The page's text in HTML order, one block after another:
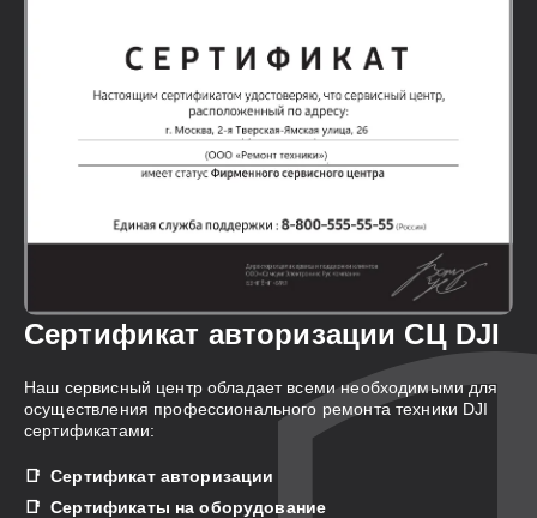
Сертификат авторизации СЦ DJI
Наш сервисный центр обладает всеми необходимыми для
осуществления профессионального ремонта техники DJI
сертификатами:
Сертификат авторизации
Сертификаты на оборудование